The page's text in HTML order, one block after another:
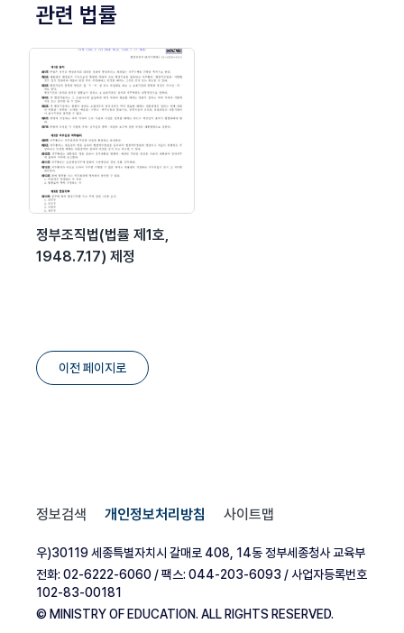
관련 법률
정부조직법(법률 제1호,
1948.7.17) 제정
이전 페이지로
정보검색 개인정보처리방침 사이트맵
우)30119 세종특별자치시 갈매로 408, 14동 정부세종청사 교육부
전화: 02-6222-6060 / 팩스: 044-203-6093 / 사업자등록번호
102-83-00181
© MINISTRY OF EDUCATION. ALL RIGHTS RESERVED.